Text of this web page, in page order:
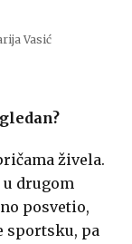
Vasić
živela.
u drugom
posvetio,
sportsku, pa